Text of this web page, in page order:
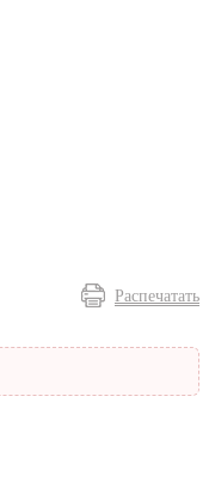
Распечатать